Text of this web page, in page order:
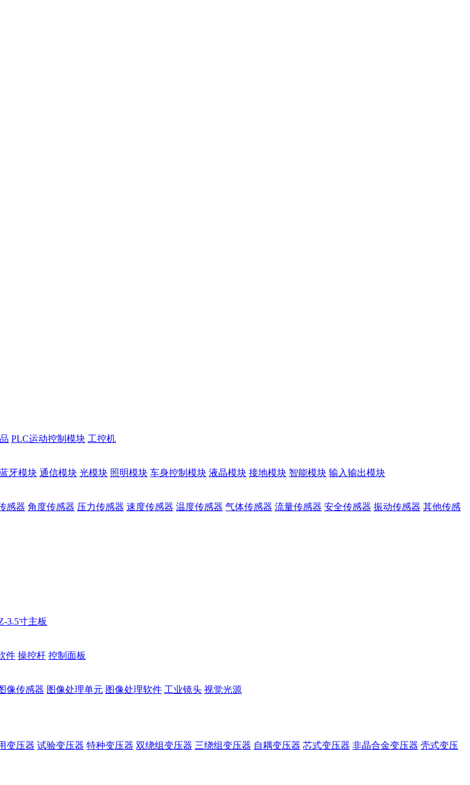
PLC运动控制模块 工控机
蓝牙模块 通信模块 光模块 照明模块 车身控制模块 液晶模块 接地模块 智能模块 输入输出模块
感器 角度传感器 压力传感器 速度传感器 温度传感器 气体传感器 流量传感器 安全传感器 振动传感器 其他传感
3.5寸主板
件 操控杆 控制面板
像传感器 图像处理单元 图像处理软件 工业镜头 视觉光源
变压器 试验变压器 特种变压器 双绕组变压器 三绕组变压器 自耦变压器 芯式变压器 非晶合金变压器 壳式变压